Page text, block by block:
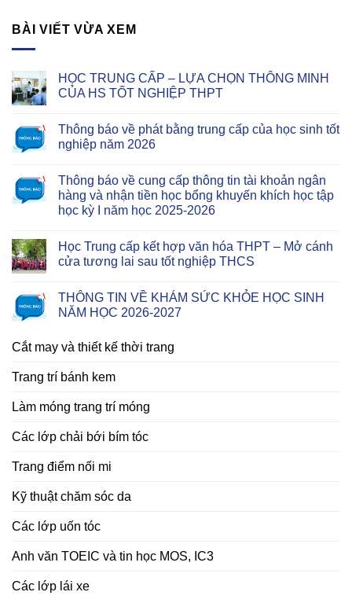
BÀI VIẾT VỪA XEM
HỌC TRUNG CẤP – LỰA CHỌN THÔNG MINH
CỦA HS TỐT NGHIỆP THPT
Thông báo về phát bằng trung cấp của học sinh tốt
nghiệp năm 2026
Thông báo về cung cấp thông tin tài khoản ngân
hàng và nhận tiền học bổng khuyến khích học tập
học kỳ I năm học 2025-2026
Học Trung cấp kết hợp văn hóa THPT – Mở cánh
cửa tương lai sau tốt nghiệp THCS
THÔNG TIN VỀ KHÁM SỨC KHỎE HỌC SINH
NĂM HỌC 2026-2027
Cắt may và thiết kế thời trang
Trang trí bánh kem
Làm móng trang trí móng
Các lớp chải bới bím tóc
Trang điểm nối mi
Kỹ thuật chăm sóc da
Các lớp uốn tóc
Anh văn TOEIC và tin học MOS, IC3
Các lớp lái xe